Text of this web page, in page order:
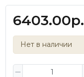
6403.00р.
Нет в наличии